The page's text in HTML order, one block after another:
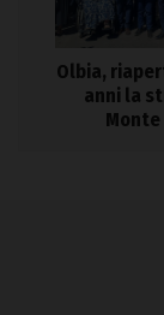
Olbia,
anni la
Monte